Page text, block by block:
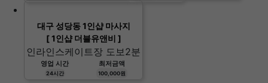
대구 성당동 1인샵 마사지
[ 1인샵 더블유앤비 ]
인라인스케이트장 도보2분
영업 시간
24시간
최저금액
100,000원